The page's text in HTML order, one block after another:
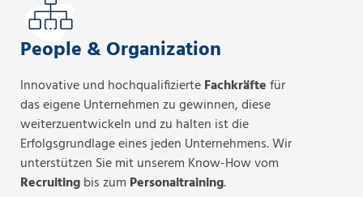
People & Organization
Innovative und hochqualifizierteFachkräftefür
das eigene Unternehmen zu gewinnen, diese
weiterzuentwickeln und zu halten ist die
Erfolgsgrundlage eines jeden Unternehmens. Wir
unterstützen Sie mit unserem Know-How vom
Recruitingbis zum Personaltraining.